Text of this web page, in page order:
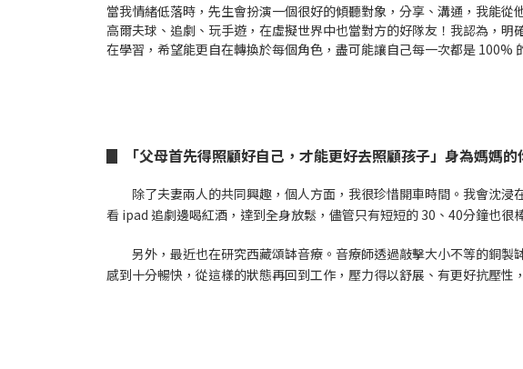
當我情緒低落時，先生會扮演一個很好的傾聽對象，分享、溝通，我能
高爾夫球、追劇、玩手遊，在虛擬世界中也當對方的好隊友！我認為，
在學習，希望能更自在轉換於每個角色，盡可能讓自己每一次都是 100%
▊ 「父母首先得照顧好自己，才能更好去照顧孩子」身為媽媽
除了夫妻兩人的共同興趣，個人方面，我很珍惜開車時間。我會沈
看 ipad 追劇邊喝紅酒，達到全身放鬆，儘管只有短短的 30、40分鐘也很
另外，最近也在研究西藏頌缽音療。音療師透過敲擊大小不等的銅
感到十分暢快，從這樣的狀態再回到工作，壓力得以舒展、有更好抗壓性